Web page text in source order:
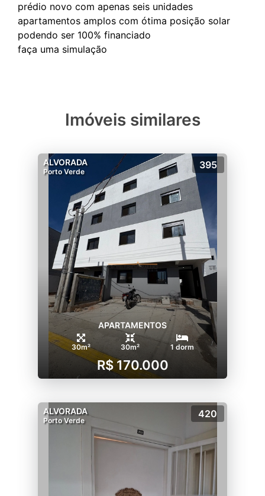
prédio novo com apenas seis unidades
apartamentos amplos com ótima posição solar
podendo ser 100% financiado
Imóveis similares
ALVORADA
Porto Verde
395
APARTAMENTOS
30m² 30m² 1 dorm
R$ 170.000
ALVORADA
Porto Verde
420